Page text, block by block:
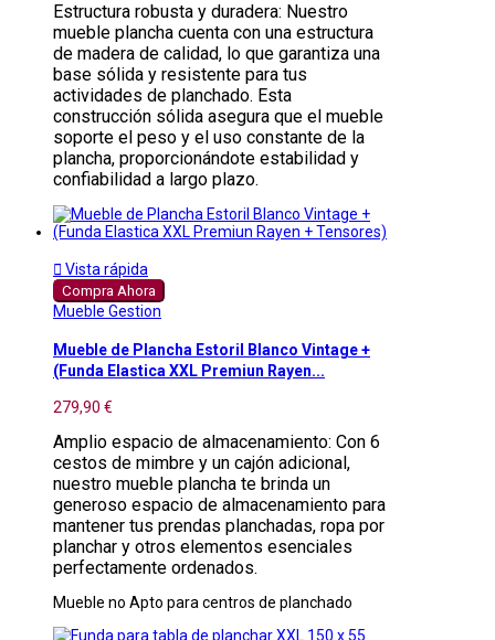
Estructura robusta y duradera: Nuestro
mueble plancha cuenta con una estructura
de madera de calidad, lo que garantiza una
base sólida y resistente para tus
actividades de planchado. Esta
construcción sólida asegura que el mueble
soporte el peso y el uso constante de la
plancha, proporcionándote estabilidad y
confiabilidad a largo plazo.
 Vista rápida
Compra Ahora
Mueble Gestion
Mueble de Plancha Estoril Blanco Vintage +
(Funda Elastica XXL Premiun Rayen...
279,90 €
Amplio espacio de almacenamiento: Con 6
cestos de mimbre y un cajón adicional,
nuestro mueble plancha te brinda un
generoso espacio de almacenamiento para
mantener tus prendas planchadas, ropa por
planchar y otros elementos esenciales
perfectamente ordenados.
Mueble no Apto para centros de planchado